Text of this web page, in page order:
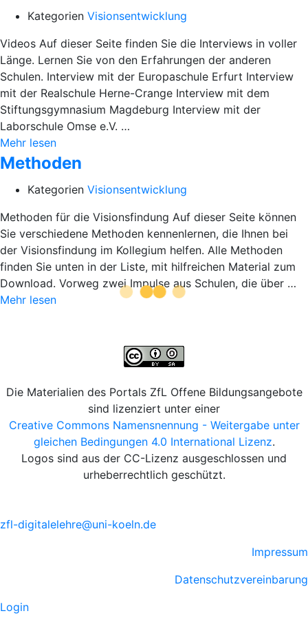
Kategorien Visionsentwicklung
Videos Auf dieser Seite finden Sie die Interviews in voller
Länge. Lernen Sie von den Erfahrungen der anderen
Schulen. Interview mit der Europaschule Erfurt Interview
mit der Realschule Herne-Crange Interview mit dem
Stiftungsgymnasium Magdeburg Interview mit der
Laborschule Omse e.V. …
Mehr lesen
Methoden
Kategorien Visionsentwicklung
Methoden für die Visionsfindung Auf dieser Seite können
Sie verschiedene Methoden kennenlernen, die Ihnen bei
der Visionsfindung im Kollegium helfen. Alle Methoden
finden Sie unten in der Liste, mit hilfreichen Material zum
Download. Vorweg zwei Impulse aus Schulen, die über …
Mehr lesen
Die Materialien des Portals ZfL Offene Bildungsangebote
sind lizenziert unter einer
Creative Commons Namensnennung - Weitergabe unter
gleichen Bedingungen 4.0 International Lizenz.
Logos sind aus der CC-Lizenz ausgeschlossen und
urheberrechtlich geschützt.
zfl-digitalelehre@uni-koeln.de
Impressum
Datenschutzvereinbarung
Login